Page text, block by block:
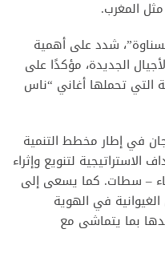
المغرب.
شدد على أهمية
الجديدة، مؤكدًا على
التي تحملها أغاني “ناس
في إطار مخطط التنمية
الأهداف الاستراتيجية لتنويع وإثراء
– سطات. كما يسعى إلى
في الهوية
بما يتماشى مع